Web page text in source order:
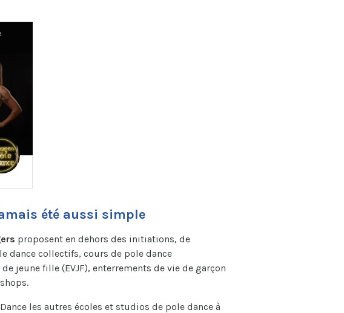
été aussi simple
proposent en dehors des initiations, de
dance collectifs, cours de pole dance
jeune fille (EVJF), enterrements de vie de garçon
les autres écoles et studios de pole dance à